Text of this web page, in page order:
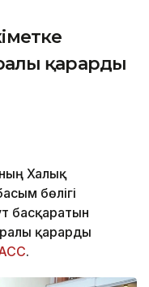
қарарды
Халық
бөлігі
басқаратын
қарарды
.